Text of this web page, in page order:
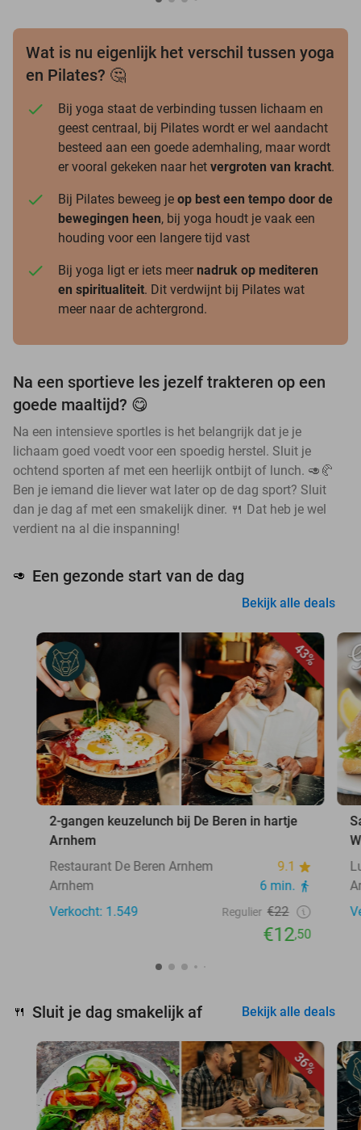
Wat is nu eigenlijk het verschil tussen yoga
en Pilates? 🤔
Bij yoga staat de verbinding tussen lichaam en
geest centraal, bij Pilates wordt er wel aandacht
besteed aan een goede ademhaling, maar wordt
er vooral gekeken naar het vergroten van kracht.
Bij Pilates beweeg je op best een tempo door de
bewegingen heen, bij yoga houdt je vaak een
houding voor een langere tijd vast
Bij yoga ligt er iets meer nadruk op mediteren
en spiritualiteit. Dit verdwijnt bij Pilates wat
meer naar de achtergrond.
Na een sportieve les jezelf trakteren op een
goede maaltijd? 😋
Na een intensieve sportles is het belangrijk dat je je
lichaam goed voedt voor een spoedig herstel. Sluit je
ochtend sporten af met een heerlijk ontbijt of lunch. 🥑🥐
Ben je iemand die liever wat later op de dag sport? Sluit
dan je dag af met een smakelijk diner. 🍴 Dat heb je wel
verdient na al die inspanning!
🥑 Een gezonde start van de dag
Bekijk alle deals
43%
2-gangen keuzelunch bij De Beren in hartje
Arnhem
Restaurant De Beren Arnhem
9.1
Arnhem
6 min.
Verkocht: 1.549
Regulier €22
€12,50
🍴 Sluit je dag smakelijk af Bekijk alle deals
36%